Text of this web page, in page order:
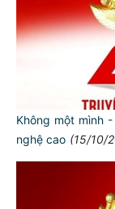
Không một mình
nghệ cao (15/10/